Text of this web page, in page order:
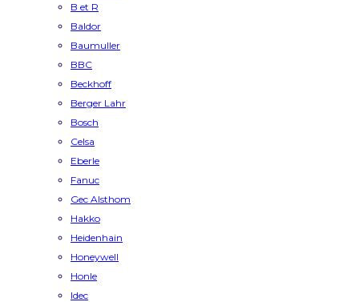
B et R
Baldor
Baumuller
BBC
Beckhoff
Berger Lahr
Bosch
Celsa
Eberle
Fanuc
Gec Alsthom
Hakko
Heidenhain
Honeywell
Honle
Idec